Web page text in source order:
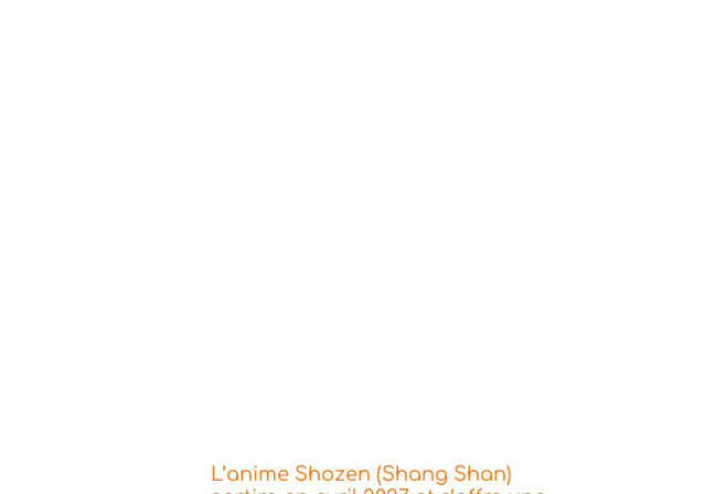
L’anime Shozen (Shang Shan)